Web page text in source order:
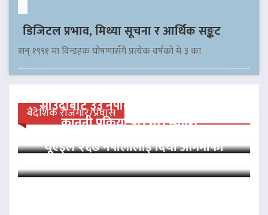
डिजिटल प्रभाव, मिथ्या सूचना र आर्थिक सङ्कट
सन् १९९१ मा विन्डहक घोषणासँगै प्रत्येक वर्षको मे ३ का
बैदेशिक रोजगार/प्रवास
साउदीबाट ३३ नेपाली कैदीलाई आममाफी,
कानुनी प्रक्रिया पूरा गरी स्वदेश…
यूएईले २६७ नेपालीलाई दियो आममाफी